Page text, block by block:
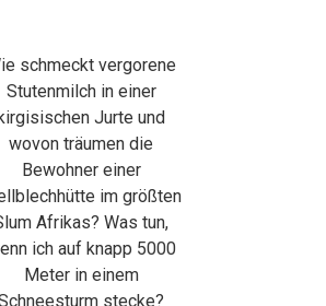
schmeckt vergorene
Stutenmilch in einer
Jurte und
wovon träumen die
Bewohner einer
im größten
Afrikas? Was tun,
ich auf knapp 5000
Meter in einem
stecke?